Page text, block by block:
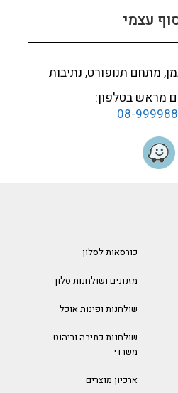
עצמי
מתחם תנופורט, נתיבות
מראש בטלפון:
08-
כורסאות לסלון
מזנונים ושולחנות סלון
שולחנות ופינות אוכל
שולחנות כתיבה וריהוט
משרדי
ארכיון מוצרים